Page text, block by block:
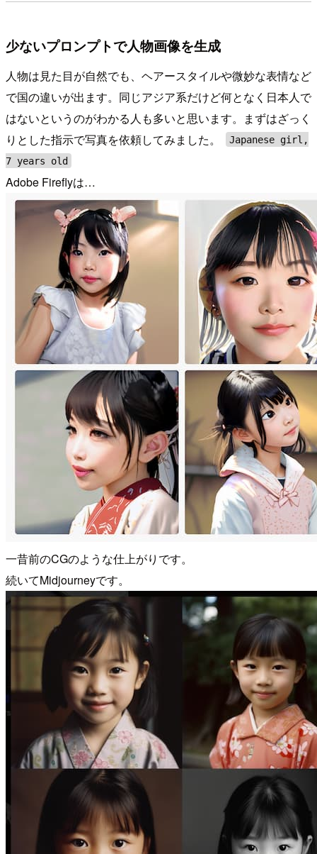
少ないプロンプトで人物画像を生成
人物は見た目が自然でも、ヘアースタイルや微妙な表情など
で国の違いが出ます。同じアジア系だけど何となく日本人で
はないというのがわかる人も多いと思います。まずはざっく
りとした指示で写真を依頼してみました。
Japanese girl,
7 years old
Adobe Fireflyは…
一昔前のCGのような仕上がりです。
続いてMidjourneyです。